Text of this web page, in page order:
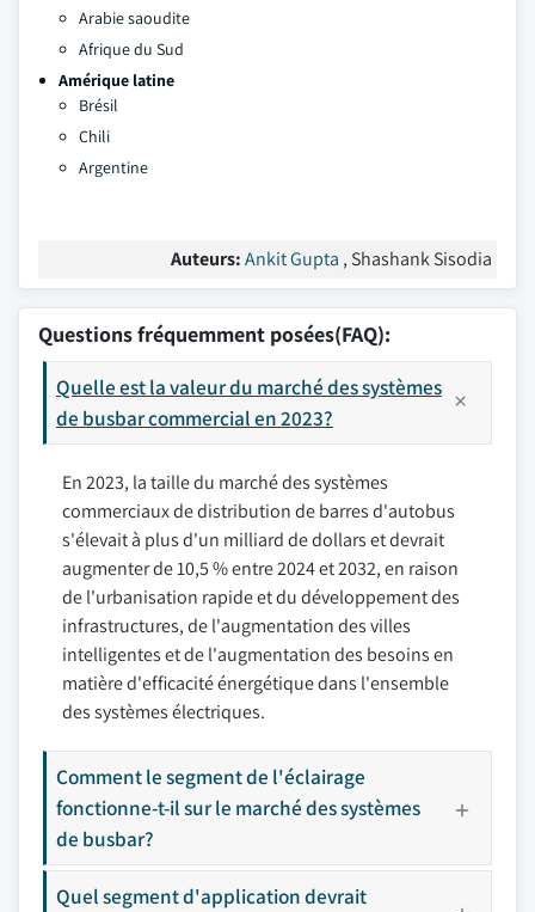
Arabie saoudite
Afrique du Sud
Amérique latine
Brésil
Chili
Argentine
Auteurs:Ankit Gupta , Shashank Sisodia
Questions fréquemment posées(FAQ):
Quelle est la valeur du marché des systèmes
de busbar commercial en 2023?
En 2023, la taille du marché des systèmes
commerciaux de distribution de barres d'autobus
s'élevait à plus d'un milliard de dollars et devrait
augmenter de 10,5 % entre 2024 et 2032, en raison
de l'urbanisation rapide et du développement des
infrastructures, de l'augmentation des villes
intelligentes et de l'augmentation des besoins en
matière d'efficacité énergétique dans l'ensemble
des systèmes électriques.
Comment le segment de l'éclairage
fonctionne-t-il sur le marché des systèmes
de busbar?
Quel segment d'application devrait